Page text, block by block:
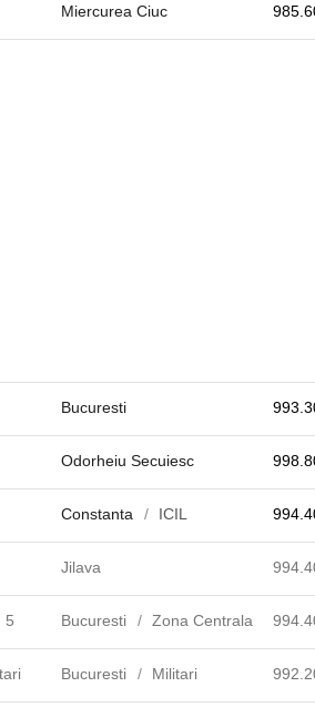
Miercurea Ciuc
Bucuresti
Odorheiu Secuiesc
Constanta ICIL
Jilava
5 Bucuresti Zona Centrala
Bucuresti Militari